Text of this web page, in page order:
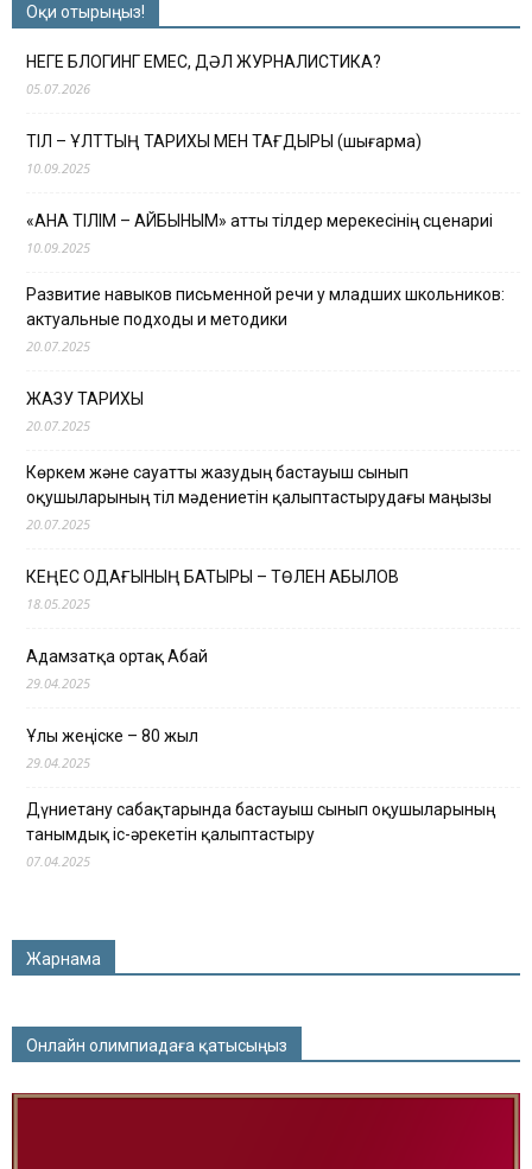
Оқи отырыңыз!
НЕГЕ БЛОГИНГ ЕМЕС, ДӘЛ ЖУРНАЛИСТИКА?
05.07.2026
ТІЛ – ҰЛТТЫҢ ТАРИХЫ МЕН ТАҒДЫРЫ (шығарма)
10.09.2025
«АНА ТІЛІМ – АЙБЫНЫМ» атты тілдер мерекесінің сценариі
10.09.2025
Развитие навыков письменной речи у младших школьников:
актуальные подходы и методики
20.07.2025
ЖАЗУ ТАРИХЫ
20.07.2025
Көркем және сауатты жазудың бастауыш сынып
оқушыларының тіл мәдениетін қалыптастырудағы маңызы
20.07.2025
КЕҢЕС ОДАҒЫНЫҢ БАТЫРЫ – ТӨЛЕН ҚАБЫЛОВ
18.05.2025
Адамзатқа ортақ Абай
29.04.2025
Ұлы жеңіске – 80 жыл
29.04.2025
Дүниетану сабақтарында бастауыш сынып оқушыларының
танымдық іс-әрекетін қалыптастыру
07.04.2025
Жарнама
Онлайн олимпиадаға қатысыңыз